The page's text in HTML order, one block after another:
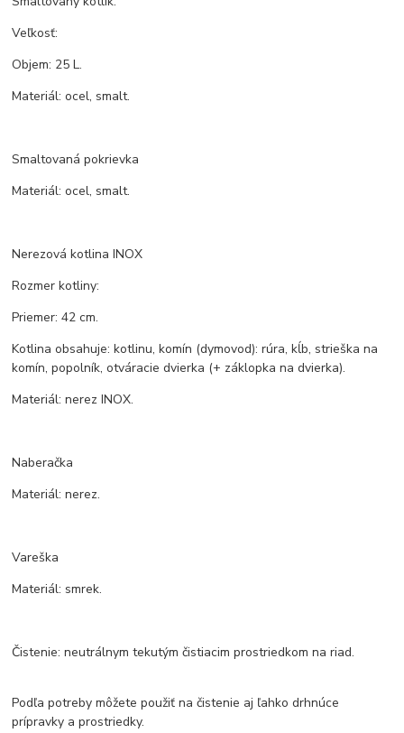
Veľkosť:
Objem: 25 L.
Materiál: ocel, smalt.
Smaltovaná pokrievka
Materiál: ocel, smalt.
Nerezová kotlina INOX
Rozmer kotliny:
Priemer: 42 cm.
Kotlina obsahuje: kotlinu, komín (dymovod): rúra, kĺb, strieška na
komín, popolník, otváracie dvierka (+ záklopka na dvierka).
Materiál: nerez INOX.
Naberačka
Materiál: nerez.
Vareška
Materiál: smrek.
Čistenie: neutrálnym tekutým čistiacim prostriedkom na riad.
Podľa potreby môžete použiť na čistenie aj ľahko drhnúce
prípravky a prostriedky.